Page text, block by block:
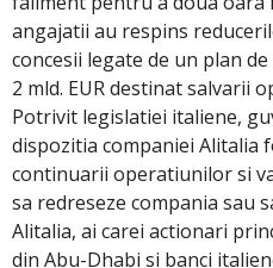
angajatii au respins
concesii legate de un plan
2 mld. EUR destinat salvarii
Potrivit legislatiei italiene,
dispozitia companiei Alitalia
continuarii operatiunilor si
sa redreseze compania sau
Alitalia, ai carei actionari
din Abu-Dhabi si banci